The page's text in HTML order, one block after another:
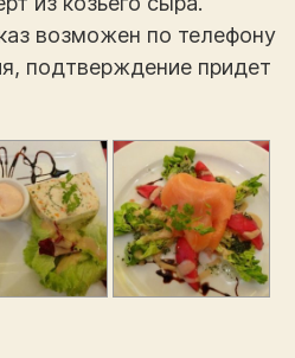
возможен по телефону
подтверждение придет